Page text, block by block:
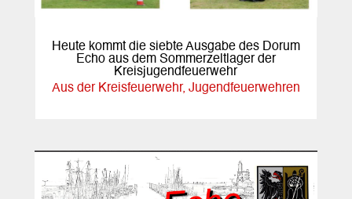
Heute kommt die siebte Ausgabe des Dorum
Echo aus dem Sommerzeltlager der
Kreisjugendfeuerwehr
Aus der Kreisfeuerwehr, Jugendfeuerwehren